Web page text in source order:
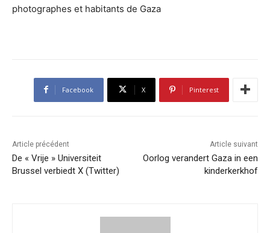
photographes et habitants de Gaza
Facebook X Pinterest
Article précédent
De « Vrije » Universiteit
Brussel verbiedt X (Twitter)
Article suivant
Oorlog verandert Gaza in een
kinderkerkhof